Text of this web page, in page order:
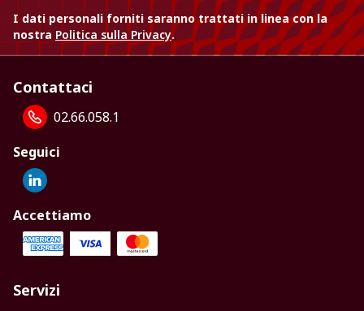
I dati personali forniti saranno trattati in linea con la
nostra Politica sulla Privacy.
Contattaci
02.66.058.1
Seguici
Accettiamo
Servizi